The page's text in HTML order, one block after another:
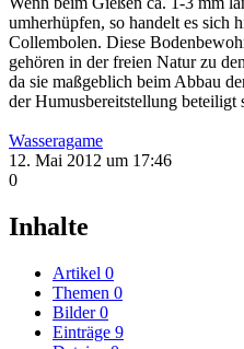
umherhüpfen, so handelt es sich
Collembolen. Diese
gehören in der freien Natur zu
da sie maßgeblich beim Abbau
der Humusbereitstellung beteiligt
Wasseragame
12. Mai 2012 um 17:46
0
Inhalte
Artikel 0
Themen 0
Bilder 0
Einträge 9